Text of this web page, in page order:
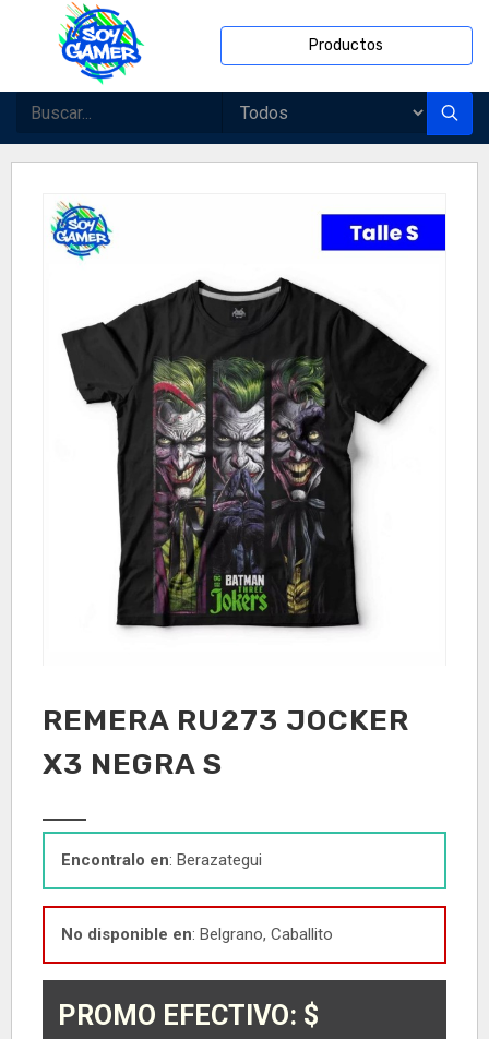
Productos
REMERA RU273 JOCKER
X3 NEGRA S
Encontralo en: Berazategui
No disponible en: Belgrano, Caballito
PROMO EFECTIVO: $